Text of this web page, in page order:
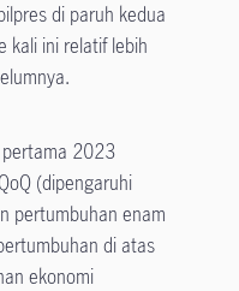
di paruh kedua
kali ini relatif lebih
2023
(dipengaruhi
pertumbuhan enam
di atas
ekonomi